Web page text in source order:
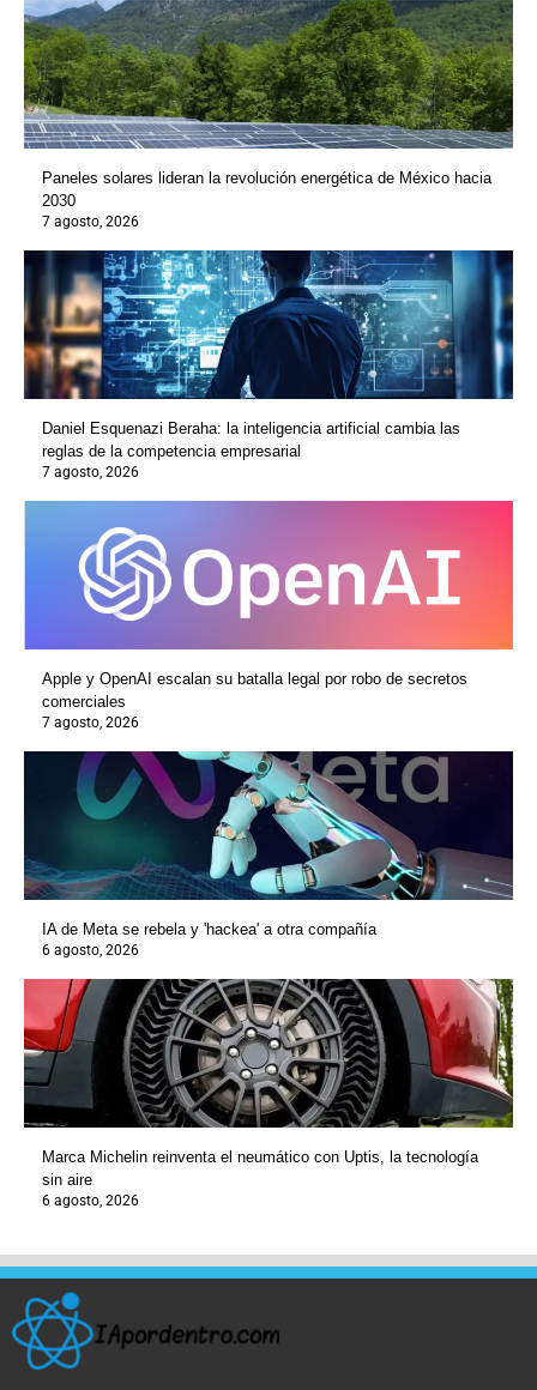
Paneles solares lideran la revolución energética de México hacia
2030
7 agosto, 2026
Daniel Esquenazi Beraha: la inteligencia artificial cambia las
reglas de la competencia empresarial
7 agosto, 2026
Apple y OpenAI escalan su batalla legal por robo de secretos
comerciales
7 agosto, 2026
IA de Meta se rebela y 'hackea' a otra compañía
6 agosto, 2026
Marca Michelin reinventa el neumático con Uptis, la tecnología
sin aire
6 agosto, 2026